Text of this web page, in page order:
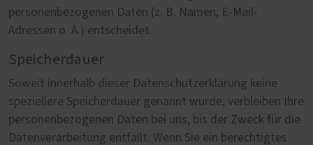
personenbezogenen Daten (z. B. Namen, E-Mail-
Adressen o. Ä.) entscheidet.
Speicherdauer
Soweit innerhalb dieser Datenschutzerklärung keine
speziellere Speicherdauer genannt wurde, verbleiben Ihre
personenbezogenen Daten bei uns, bis der Zweck für die
Datenverarbeitung entfällt. Wenn Sie ein berechtigtes